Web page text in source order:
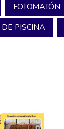
FOTOMATÓN
PISCINA